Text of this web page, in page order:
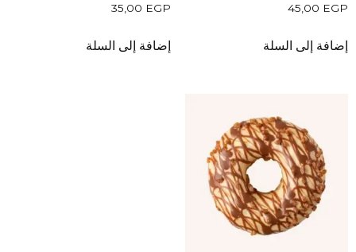
45,00 EGP
إضافة إلى السلة
35,00 EGP
إضافة إلى السلة